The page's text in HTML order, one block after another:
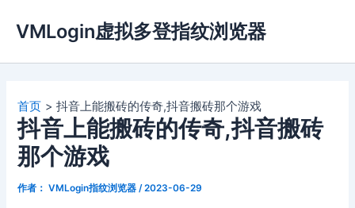
容
VMLogin虚拟多登指纹浏览器
首页 抖音上能搬砖的传奇,抖音搬砖那个游戏
抖音上能搬砖的传奇,抖音搬砖
那个游戏
作者： VMLogin指纹浏览器 /2023-06-29